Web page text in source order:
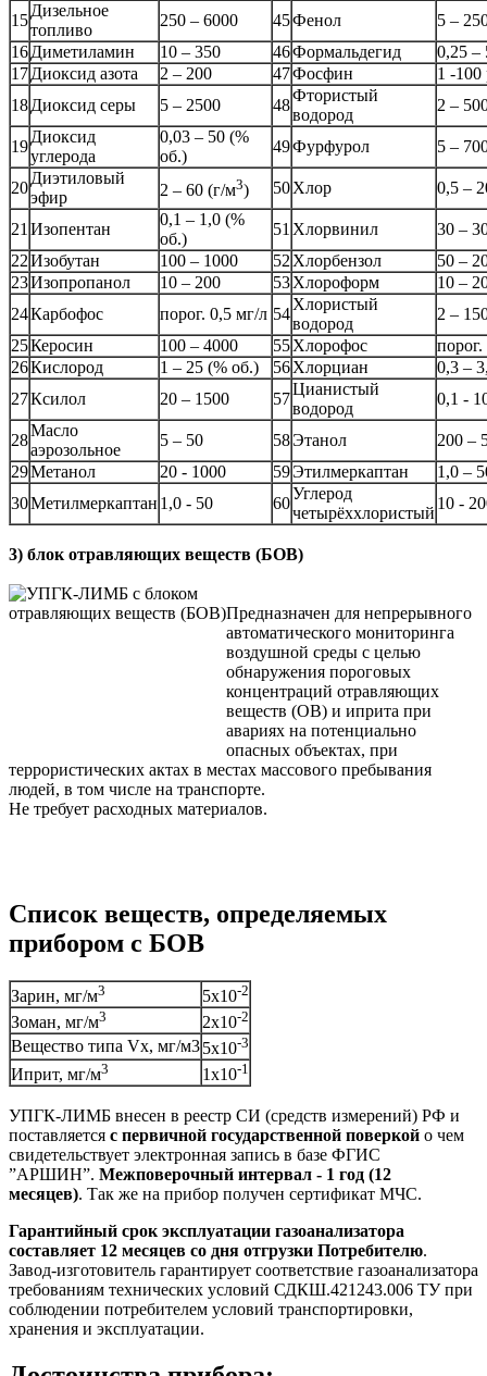
15
Дизельное
топливо
250 – 6000 45Фенол
5 –
16Диметиламин 10 – 350 46Формальдегид
0,25 –
17Диоксид азота 2 – 200 47Фосфин
1 -100
18Диоксид серы 5 – 2500 48
Фтористый
водород
2 –
19
Диоксид
углерода
0,03 – 50 (%
об.)
49Фурфурол 5 –
20
Диэтиловый
эфир
2 – 60 (г/м3) 50Хлор 0,5 –
21 Изопентан
0,1 – 1,0 (%
об.)
51 Хлорвинил
30 –
22Изобутан 100 – 1000 52 Хлорбензол
50 –
23Изопропанол 10 – 200 53Хлороформ
10 –
24Карбофос порог. 0,5 мг/л 54
Хлористый
водород
2 –
25Керосин 100 – 4000 55Хлорофос
порог.
26Кислород 1 – 25 (% об.) 56Хлорциан
0,3 –
27Ксилол 20 – 1500 57
Цианистый
водород
0,1 -
28
Масло
аэрозольное
5 – 50 58Этанол
200 –
29Метанол 20 - 1000 59Этилмеркаптан
1,0 –
30Метилмеркаптан 1,0 - 50 60
Углерод
четырёххлористый
10 -
3) блок отравляющих веществ (БОВ)
Предназначен для непрерывного
автоматического мониторинга
воздушной среды с целью
обнаружения пороговых
концентраций отравляющих
веществ (ОВ) и иприта при
авариях на потенциально
опасных объектах, при
террористических актах в местах массового пребывания
людей, в том числе на транспорте.
Не требует расходных материалов.
Список веществ, определяемых
прибором с БОВ
Зарин, мг/м3 5х10-2
Зоман, мг/м3 2х10-2
Вещество типа Vх, мг/м35х10-3
Иприт, мг/м3 1х10-1
УПГК-ЛИМБ внесен в реестр СИ (средств измерений) РФ и
поставляется с первичной государственной поверкой о чем
свидетельствует электронная запись в базе ФГИС
”АРШИН”. Межповерочный интервал - 1 год (12
месяцев). Так же на прибор получен сертификат МЧС.
Гарантийный срок эксплуатации газоанализатора
составляет 12 месяцев со дня отгрузки Потребителю.
Завод-изготовитель гарантирует соответствие газоанализатора
требованиям технических условий СДКШ.421243.006 ТУ при
соблюдении потребителем условий транспортировки,
хранения и эксплуатации.